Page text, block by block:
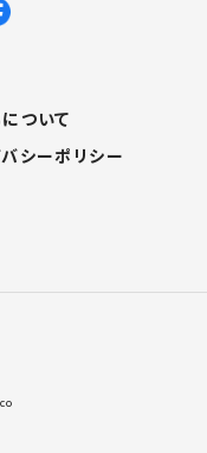
ついて
シーポリシー